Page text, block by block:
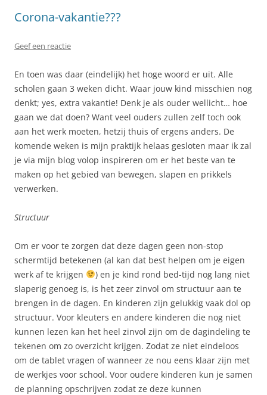
Corona-vakantie???
Geef een reactie
En toen was daar (eindelijk) het hoge woord er uit. Alle
scholen gaan 3 weken dicht. Waar jouw kind misschien nog
denkt; yes, extra vakantie! Denk je als ouder wellicht… hoe
gaan we dat doen? Want veel ouders zullen zelf toch ook
aan het werk moeten, hetzij thuis of ergens anders. De
komende weken is mijn praktijk helaas gesloten maar ik zal
je via mijn blog volop inspireren om er het beste van te
maken op het gebied van bewegen, slapen en prikkels
verwerken.
Structuur
Om er voor te zorgen dat deze dagen geen non-stop
schermtijd betekenen (al kan dat best helpen om je eigen
werk af te krijgen
) en je kind rond bed-tijd nog lang niet
slaperig genoeg is, is het zeer zinvol om structuur aan te
brengen in de dagen. En kinderen zijn gelukkig vaak dol op
structuur. Voor kleuters en andere kinderen die nog niet
kunnen lezen kan het heel zinvol zijn om de dagindeling te
tekenen om zo overzicht krijgen. Zodat ze niet eindeloos
om de tablet vragen of wanneer ze nou eens klaar zijn met
de werkjes voor school. Voor oudere kinderen kun je samen
de planning opschrijven zodat ze deze kunnen